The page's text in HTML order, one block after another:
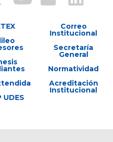
UDES
Correo
Institucional
Secretaría
General
Normatividad
Acreditación
Institucional